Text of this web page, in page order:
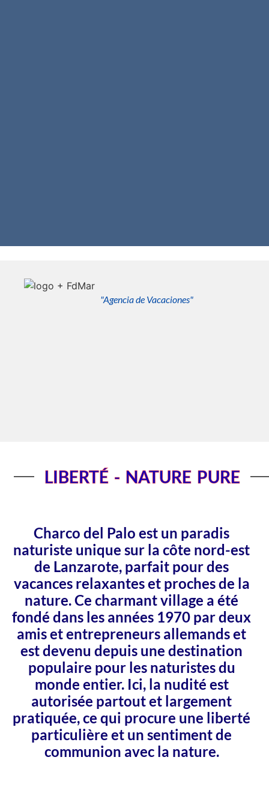
"Agencia de Vacaciones"
LIBERTÉ - NATURE PURE
Charco del Palo est un paradis
naturiste unique sur la côte nord-est
de Lanzarote, parfait pour des
vacances relaxantes et proches de la
nature. Ce charmant village a été
fondé dans les années 1970 par deux
amis et entrepreneurs allemands et
est devenu depuis une destination
populaire pour les naturistes du
monde entier. Ici, la nudité est
autorisée partout et largement
pratiquée, ce qui procure une liberté
particulière et un sentiment de
communion avec la nature.